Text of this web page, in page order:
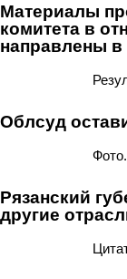
Материалы
комитета в
направлены в
Облсуд
Фото.
Рязанский
другие